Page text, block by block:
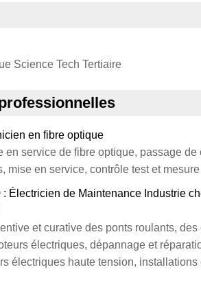
Science Tech Tertiaire
en fibre optique
en service de fibre optique, passage
mise en service, contrôle test et
: Électricien de Maintenance Industrie
et curative des ponts roulants,
électriques, dépannage et
électriques haute tension,